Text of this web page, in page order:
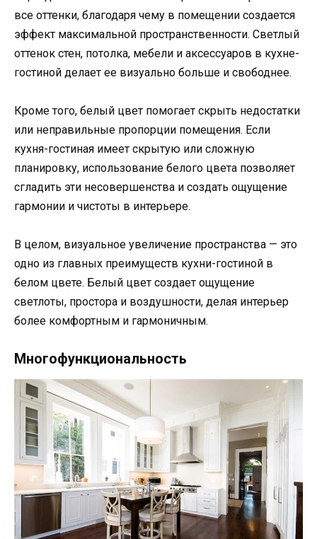
все оттенки, благодаря чему в помещении создается
эффект максимальной пространственности. Светлый
оттенок стен, потолка, мебели и аксессуаров в кухне-
гостиной делает ее визуально больше и свободнее.
Кроме того, белый цвет помогает скрыть недостатки
или неправильные пропорции помещения. Если
кухня-гостиная имеет скрытую или сложную
планировку, использование белого цвета позволяет
сгладить эти несовершенства и создать ощущение
гармонии и чистоты в интерьере.
В целом, визуальное увеличение пространства — это
одно из главных преимуществ кухни-гостиной в
белом цвете. Белый цвет создает ощущение
светлоты, простора и воздушности, делая интерьер
более комфортным и гармоничным.
Многофункциональность